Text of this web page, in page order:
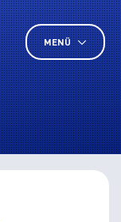
MENÜ